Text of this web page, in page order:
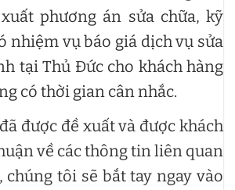
phương án sửa chữa, kỹ
nhiệm vụ báo giá dịch vụ sửa
tại Thủ Đức cho khách hàng
có thời gian cân nhắc.
được đề xuất và được khách
về các thông tin liên quan
chúng tôi sẽ bắt tay ngay vào